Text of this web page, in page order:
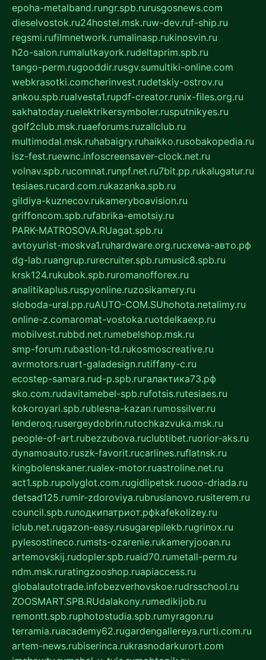
epoha-metalband.rungr.spb.rurusgosnews.com
dieselvostok.ru24hostel.msk.ruw-dev.ruf-ship.ru
regsmi.rufilmnetwork.rumalinasp.rukinosvin.ru
h2o-salon.rumalutkayork.rudeltaprim.spb.ru
tango-perm.rugooddir.rusgv.sumultiki-online.com
webkrasotki.comcherinvest.rudetskiy-ostrov.ru
ankou.spb.rualvesta1.rupdf-creator.runix-files.org.ru
sakhatoday.ruelektrikersymboler.rusputnikyes.ru
golf2club.msk.ruaeforums.ruzallclub.ru
multimodal.msk.ruhabaigry.ruhaikko.rusobakopedia.ru
isz-fest.ruewnc.infoscreensaver-clock.net.ru
volnav.spb.rucomnat.runpf.net.ru7bit.pp.rukalugatur.ru
tesiaes.rucard.com.rukazanka.spb.ru
gildiya-kuznecov.rukameryboavision.ru
griffoncom.spb.rufabrika-emotsiy.ru
PARK-MATROSOVA.RUagat.spb.ru
avtoyurist-moskva1.ruhardware.org.ruсхема-авто.рф
dg-lab.ruangrup.rurecruiter.spb.rumusic8.spb.ru
krsk124.rukubok.spb.ruromanofforex.ru
analitikaplus.ruspyonline.ruzosikamery.ru
sloboda-ural.pp.ruAUTO-COM.SUhohota.netalimy.ru
online-z.comaromat-vostoka.ruotdelkaexp.ru
mobilvest.rubbd.net.rumebelshop.msk.ru
smp-forum.rubastion-td.rukosmoscreative.ru
avrmotors.ruart-galadesign.rutiffany-c.ru
ecostep-samara.rud-p.spb.ruгалактика73.рф
sko.com.rudavitamebel-spb.rufotsis.rutesiaes.ru
kokoroyari.spb.rublesna-kazan.rumossilver.ru
lenderoq.rusergeydobrin.rutochkazvuka.msk.ru
people-of-art.rubezzubova.ruclubtibet.ruorior-aks.ru
dynamoauto.ruszk-favorit.rucarlines.ruflatnsk.ru
kingbolenskaner.rualex-motor.ruastroline.net.ru
act1.spb.rupolyglot.com.rugidlipetsk.ruooo-driada.ru
detsad125.rumir-zdoroviya.rubruslanovo.rusiterem.ru
council.spb.ruлодкипатриот.рфkafekolizey.ru
iclub.net.rugazon-easy.rusugarepilekb.rugrinox.ru
pylesostineco.rumsts-ozarenie.rukameryjooan.ru
artemovskij.rudopler.spb.ruaid70.rumetall-perm.ru
ndm.msk.ruratingzooshop.ruapiaccess.ru
globalautotrade.infobezverhovskoe.rudrsschool.ru
ZOOSMART.SPB.RUdalakony.rumedikijob.ru
remontt.spb.ruphotostudia.spb.rumyragon.ru
terramia.ruacademy62.rugardengallereya.rurti.com.ru
artem-news.rubiserinca.rukrasnodarkurort.com